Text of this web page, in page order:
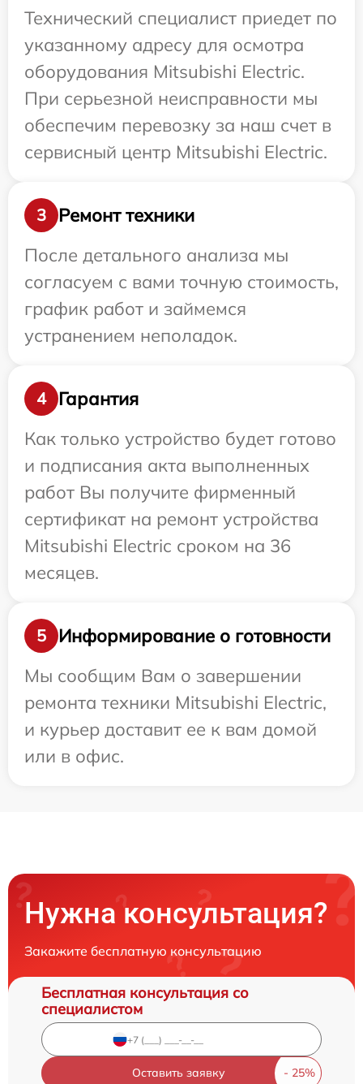
Технический специалист приедет по
указанному адресу для осмотра
оборудования Mitsubishi Electric.
При серьезной неисправности мы
обеспечим перевозку за наш счет в
сервисный центр Mitsubishi Electric.
3
Ремонт техники
После детального анализа мы
согласуем с вами точную стоимость,
график работ и займемся
устранением неполадок.
4
Гарантия
Как только устройство будет готово
и подписания акта выполненных
работ Вы получите фирменный
сертификат на ремонт устройства
Mitsubishi Electric сроком на 36
месяцев.
5
Информирование о готовности
Мы сообщим Вам о завершении
ремонта техники Mitsubishi Electric,
и курьер доставит ее к вам домой
или в офис.
Нужна консультация?
Закажите бесплатную консультацию
Бесплатная консультация со
специалистом
Оставить заявку